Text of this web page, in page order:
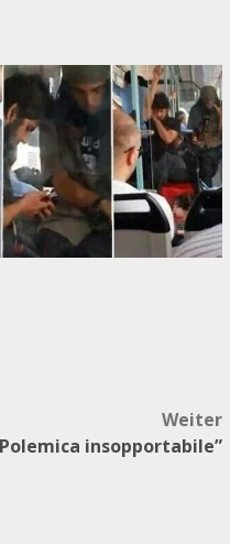
Weiter
insopportabile”